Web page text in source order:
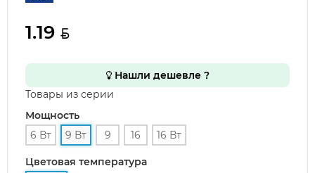
1.19
Нашли дешевле ?
Товары из серии
Мощность
6 Вт
9 Вт 9 16 16 Вт
Цветовая температура